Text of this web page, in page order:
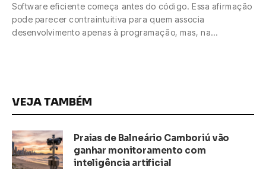
Software eficiente começa antes do código. Essa afirmação
pode parecer contraintuitiva para quem associa
desenvolvimento apenas à programação, mas, na…
VEJA TAMBÉM
Praias de Balneário Camboriú vão
ganhar monitoramento com
inteligência artificial